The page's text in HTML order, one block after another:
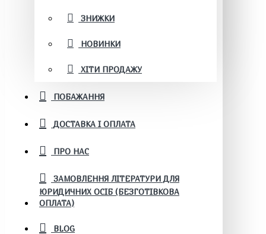
ЗНИЖКИ
НОВИНКИ
ХІТИ ПРОДАЖУ
ПОБАЖАННЯ
ДОСТАВКА І ОПЛАТА
ПРО НАС
ЗАМОВЛЕННЯ ЛІТЕРАТУРИ ДЛЯ
ЮРИДИЧНИХ ОСІБ (БЕЗГОТІВКОВА
ОПЛАТА)
BLOG